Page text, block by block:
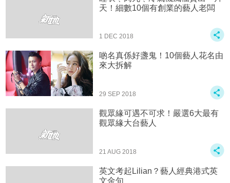
天！細數10個有創業的藝人老闆
1 DEC 2018
啲名真係好盞鬼！10個藝人花名由
來大拆解
29 SEP 2018
觀眾緣可遇不可求！嚴選6大最有
觀眾緣大台藝人
21 AUG 2018
英文考起Lilian？藝人經典港式英
文金句